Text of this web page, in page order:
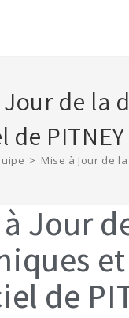
Jour de la
de
> Mise à Jour de
à Jour
de